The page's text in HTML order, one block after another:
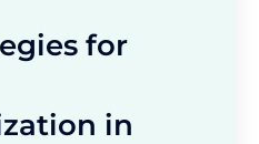
for
in